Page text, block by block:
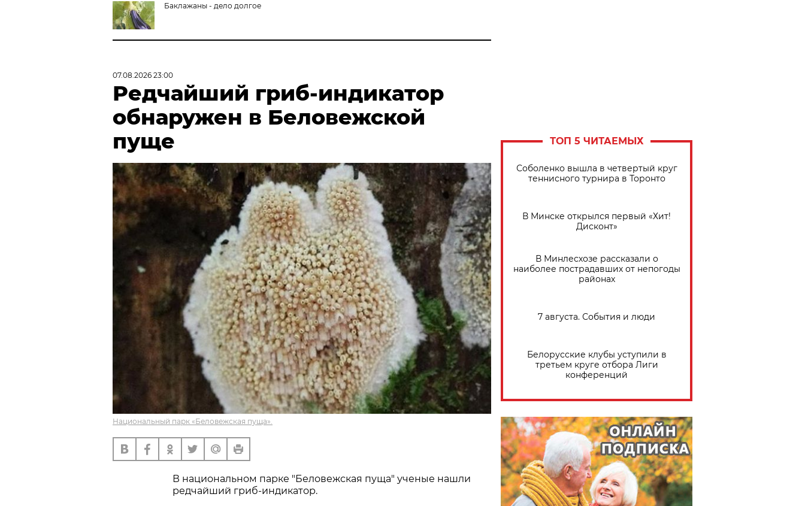
Баклажаны - дело долгое
07.08.2026 23:00
Редчайший гриб-индикатор
обнаружен в Беловежской
пуще
Национальный парк «Беловежская пуща».
В национальном парке "Беловежская пуща" ученые нашли
редчайший гриб-индикатор.
ТОП 5 ЧИТАЕМЫХ
Соболенко вышла в четвертый круг
теннисного турнира в Торонто
В Минске открылся первый «Хит!
Дисконт»
В Минлесхозе рассказали о
наиболее пострадавших от непогоды
районах
7 августа. События и люди
Белорусские клубы уступили в
третьем круге отбора Лиги
конференций